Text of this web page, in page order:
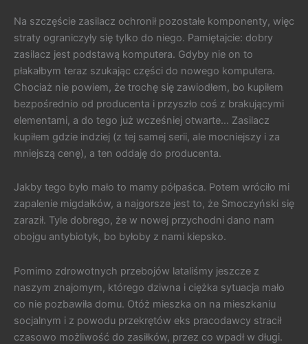
Na szczęście zasilacz ochronił pozostałe komponenty, więc
straty ograniczyły się tylko do niego. Pamiętajcie: dobry
zasilacz jest podstawą komputera. Gdyby nie on to
płakałbym teraz szukając części do nowego komputera.
Chociaż nie powiem, że trochę się zawiodłem, bo kupiłem
bezpośrednio od producenta i przyszło coś z brakującymi
elementami, a do tego już wcześniej otwarte… Zasilacz
kupiłem gdzie indziej (z tej samej serii, ale mocniejszy i za
mniejszą cenę), a ten oddaję do producenta.
Jakby tego było mało to mamy półpaśca. Potem wróciło mi
zapalenie migdałków, a najgorsze jest to, że Smoczyński się
zaraził. Tyle dobrego, że w nowej przychodni dano nam
obojgu antybiotyk, bo byłoby z nami kiepsko.
Pomimo zdrowotnych przebojów lataliśmy jeszcze z
naszym znajomym, którego dziwna i ciężka sytuacja mało
co nie pozbawiła domu. Otóż mieszka on na mieszkaniu
socjalnym i z powodu przekrętów eks pracodawcy stracił
czasowo możliwość do zasiłków, przez co wpadł w długi.